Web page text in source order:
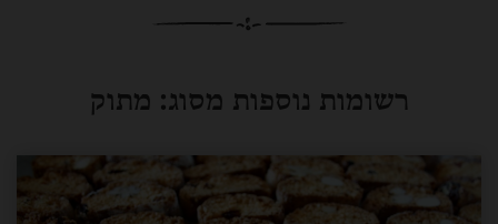
רשומות נוספות מסוג: מתוק